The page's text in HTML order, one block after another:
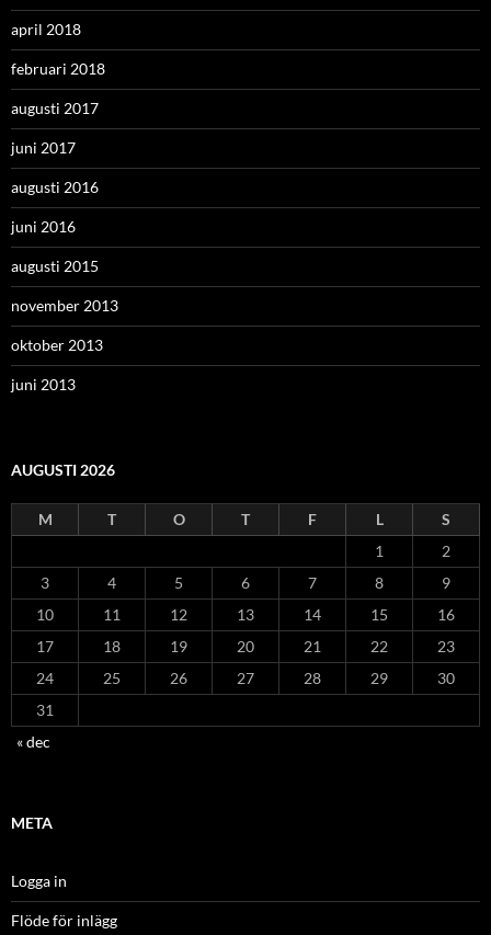
april 2018
februari 2018
augusti 2017
juni 2017
augusti 2016
juni 2016
augusti 2015
november 2013
oktober 2013
juni 2013
AUGUSTI 2026
M T O T F L
S
1
2
3
4 5 6 7 8
9
10
11 12 13 14 15
16
17
18 19 20 21 22
23
24
25 26 27 28 29
30
31
« dec
META
Logga in
Flöde för inlägg